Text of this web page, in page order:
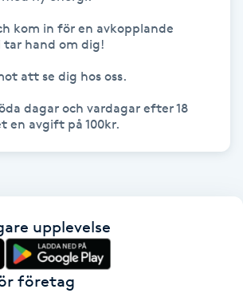
kom in för en avkopplande
tar hand om dig!
att se dig hos oss.
dagar och vardagar efter 18
en avgift på 100kr.
upplevelse
företag